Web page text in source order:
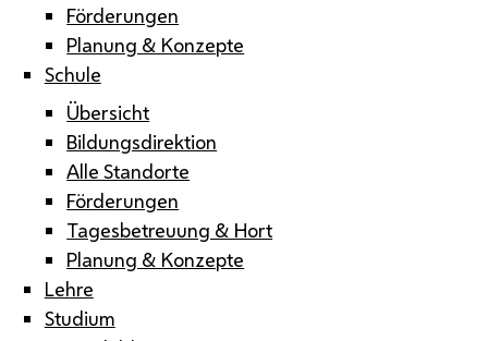
Förderungen
Planung & Konzepte
Schule
Übersicht
Bildungsdirektion
Alle Standorte
Förderungen
Tagesbetreuung & Hort
Planung & Konzepte
Lehre
Studium